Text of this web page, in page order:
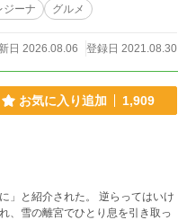
ジーナ グルメ
日 2026.08.06 登録日 2021.08.30
お気に入り追加 1,909
」と紹介された。 逆らってはいけ
、雪の離宮でひとり息を引き取っ